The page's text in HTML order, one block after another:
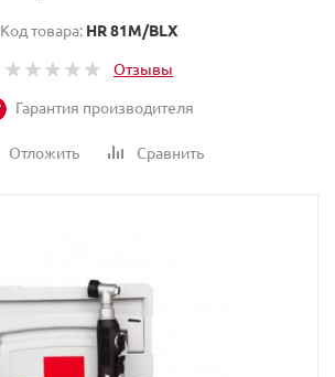
Код товара: HR 81M/BLX
Отзывы
Гарантия производителя
Отложить Сравнить